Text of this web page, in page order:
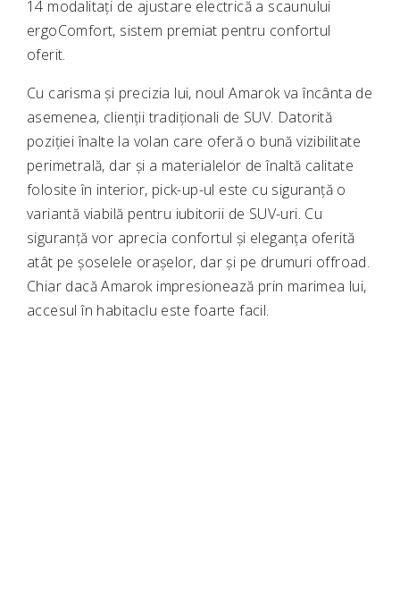
14 modalitați de ajustare electrică a scaunului
ergoComfort, sistem premiat pentru confortul
oferit.
Cu carisma și precizia lui, noul Amarok va încânta de
asemenea, clienții tradiționali de SUV. Datorită
poziției înalte la volan care oferă o bună vizibilitate
perimetrală, dar și a materialelor de înaltă calitate
folosite în interior, pick-up-ul este cu siguranță o
variantă viabilă pentru iubitorii de SUV-uri. Cu
siguranță vor aprecia confortul și eleganța oferită
atât pe șoselele orașelor, dar și pe drumuri offroad.
Chiar dacă Amarok impresionează prin marimea lui,
accesul în habitaclu este foarte facil.